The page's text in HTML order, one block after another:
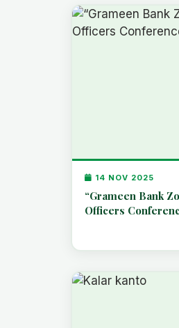
14 NOV 2025
“Grameen Bank
Officers